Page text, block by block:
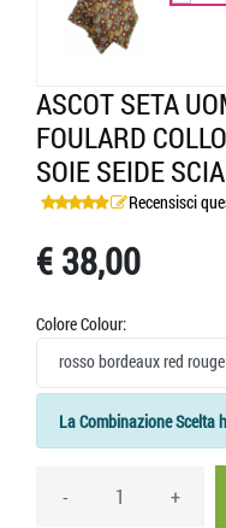
ASCOT SETA
FOULARD
SOIE SEIDE
Recensisci
€ 38,00
Colore Colour:
rosso bordeaux red rouge
La Combinazione Scelta
- +